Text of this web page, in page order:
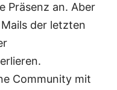
Präsenz an. Aber
der letzten
Community mit